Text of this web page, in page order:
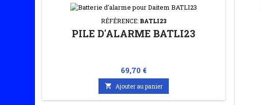
RÉFÉRENCE: BATLI23
PILE D'ALARME BATLI23
Prix
69,70 €
 Ajouter au panier